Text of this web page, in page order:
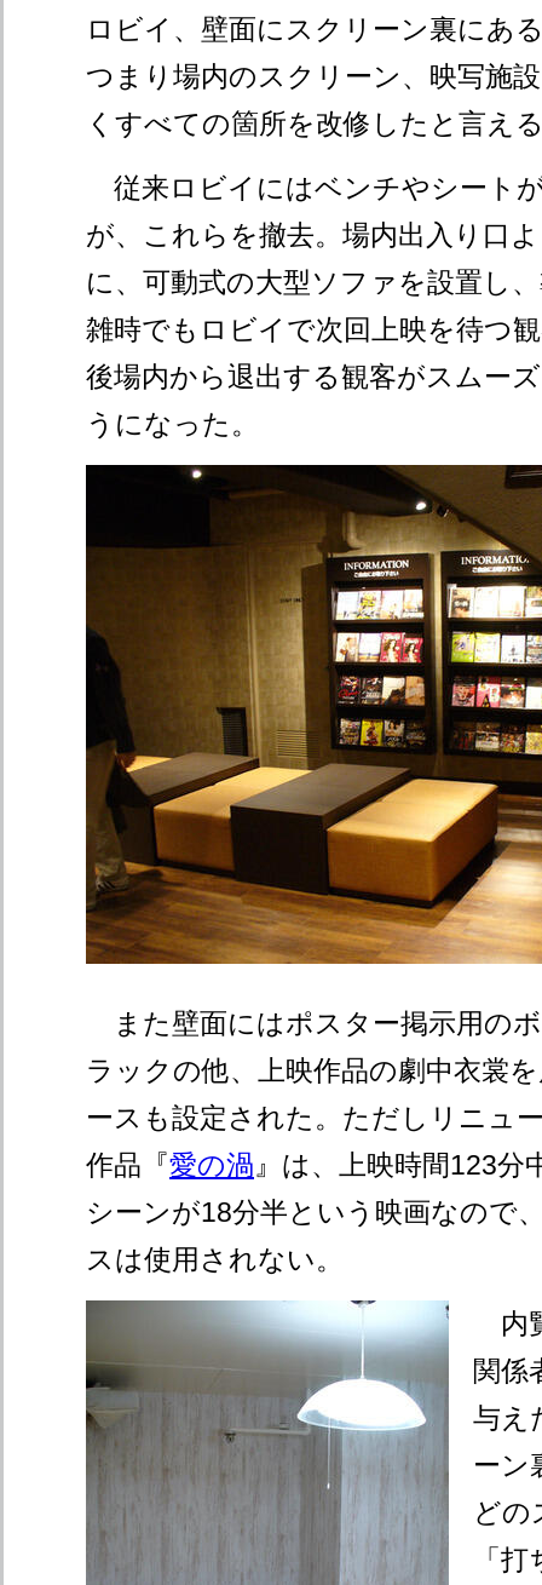
ロビイ、壁面にスクリーン裏にあ
つまり場内のスクリーン、映写施
くすべての箇所を改修したと言え
従来ロビイにはベンチやシート
が、これらを撤去。場内出入り口
に、可動式の大型ソファを設置し
雑時でもロビイで次回上映を待つ
後場内から退出する観客がスムー
うになった。
また壁面にはポスター掲示用の
ラックの他、上映作品の劇中衣裳
ースも設定された。ただしリニュ
作品『愛の渦 』は、上映時間123分
シーンが18分半という映画なので
スは使用されない。
内
関係
与え
ーン
どの
「